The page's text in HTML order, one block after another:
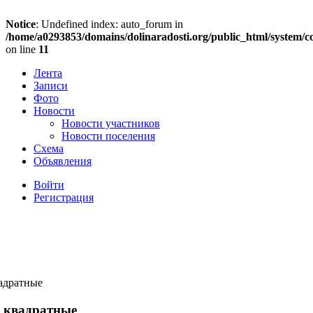
Notice: Undefined index: auto_forum in
/home/a0293853/domains/dolinaradosti.org/public_html/
on line 11
Лента
Записи
Фото
Новости
Новости участников
Новости поселения
Схема
Объявления
Войти
Регистрация